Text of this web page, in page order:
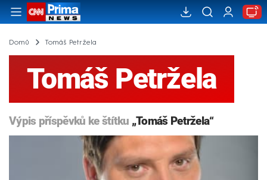
Domů Tomáš Petržela
Tomáš Petržela
Výpis příspěvků ke štítku „Tomáš Petržela“